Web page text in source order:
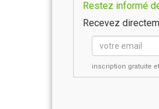
Restez informé
Recevez
inscription gratuite